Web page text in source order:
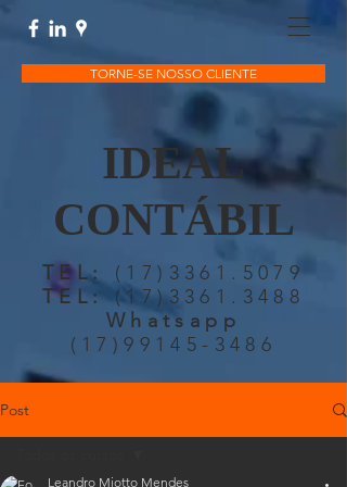
TORNE-SE NOSSO CLIENTE
IDEAL
CONTÁBIL
TEL:
(17)3361.5079
TEL:
(17)3361.3488
Whatsapp
(17)99145-3486
Post
Leandro Miotto Mendes